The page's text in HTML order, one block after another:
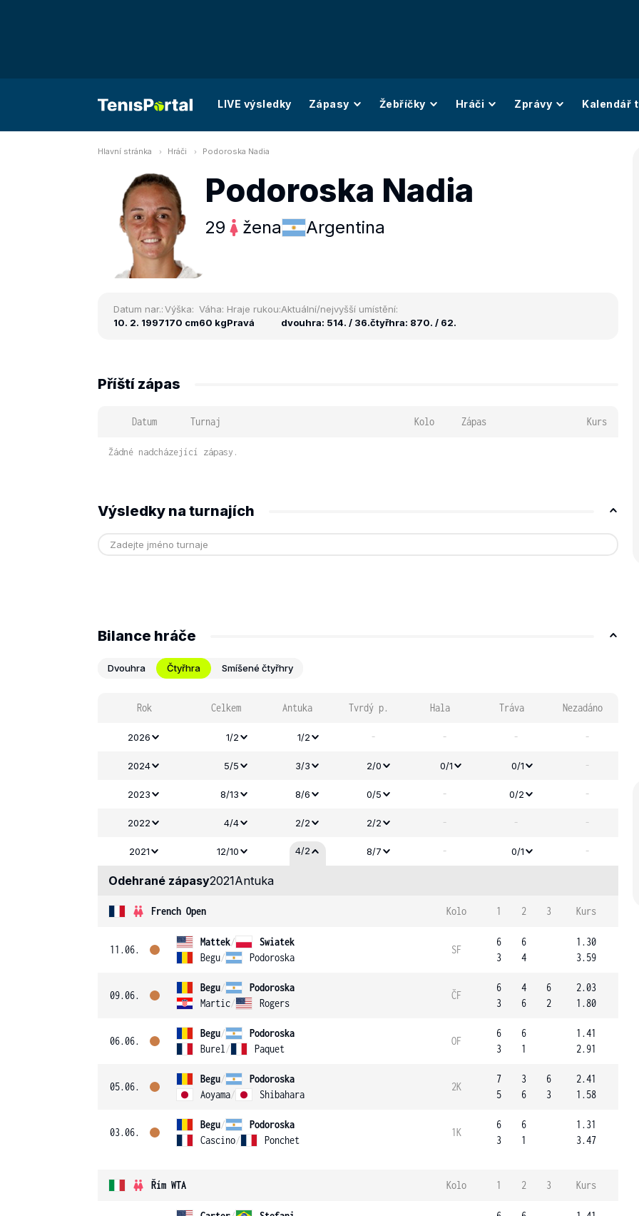
LIVE výsledky Zápasy Žebříčky Hráči Zprávy Kalendář
Hlavní stránka Hráči Podoroska Nadia
Podoroska Nadia
29 žena Argentina
Datum nar.:
10. 2. 1997
Výška:
170 cm
Váha:
60 kg
Hraje rukou:
Pravá
Aktuální/nejvyšší umístění:
dvouhra: 514. / 36.čtyřhra: 870. / 62.
Příští zápas
Datum Turnaj Kolo Zápas Kurs
Žádné nadcházející zápasy.
Výsledky na turnajích
Bilance hráče
Dvouhra Čtyřhra Smíšené čtyřhry
Rok Celkem Antuka Tvrdý p. Hala Tráva Nezadáno
2026 1/2 1/2 - - - -
2024 5/5 3/3 2/0 0/1 0/1 -
2023 8/13 8/6 0/5 - 0/2 -
2022 4/4 2/2 2/2 - - -
2021 12/10 4/2 8/7 - 0/1 -
Odehrané zápasy2021Antuka
French Open Kolo 1 2 3 Kurs
11.06.
Mattek/
Swiatek
Begu/ Podoroska
SF
6
3
6
4
1.30
3.59
09.06.
Begu/
Podoroska
Martic/ Rogers
ČF
6
3
4
6
6
2
2.03
1.80
06.06.
Begu/
Podoroska
Burel / Paquet
OF
6
3
6
1
1.41
2.91
05.06.
Begu/
Podoroska
Aoyama/ Shibahara
2K
7
5
3
6
6
3
2.41
1.58
03.06.
Begu/
Podoroska
Cascino/ Ponchet
1K
6
3
6
1
1.31
3.47
Řím WTA Kolo 1 2 3 Kurs